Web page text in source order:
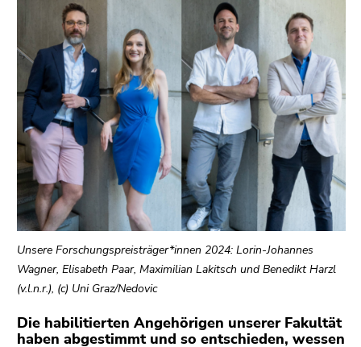
Sie diesen
Link.
Zum
Inhalt
(Zugriffstaste
1)
Zur
Positionsanzeige
(Zugriffstaste
2)
Zur
Hauptnavigation
(Zugriffstaste
3)
den
Unsere Forschungspreisträger*innen 2024: Lorin-Johannes
Wagner, Elisabeth Paar, Maximilian Lakitsch und Benedikt Harzl
(v.l.n.r.), (c) Uni Graz/Nedovic
Die habilitierten Angehörigen unserer Fakultät
haben abgestimmt und so entschieden, wessen